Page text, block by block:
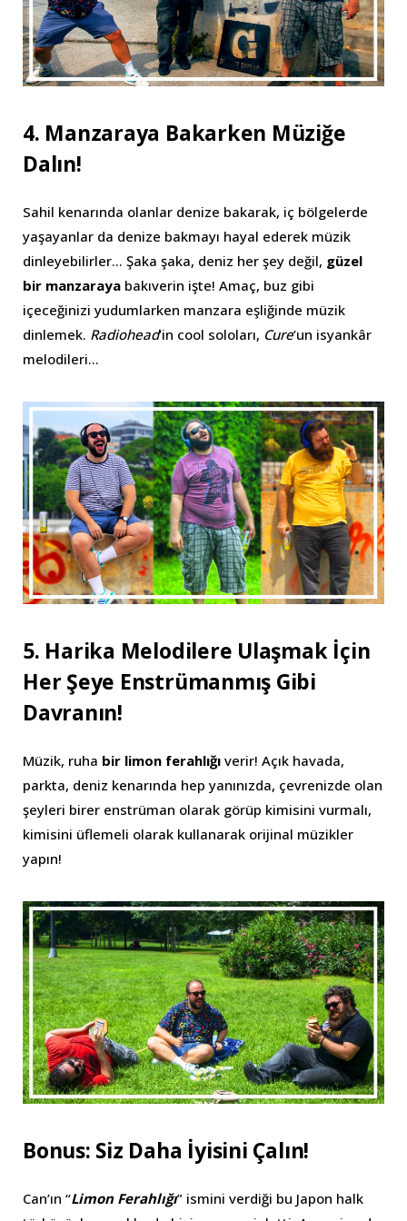
4. Manzaraya Bakarken Müziğe
Dalın!
Sahil kenarında olanlar denize bakarak, iç bölgelerde
yaşayanlar da denize bakmayı hayal ederek müzik
dinleyebilirler… Şaka şaka, deniz her şey değil, güzel
bir manzaraya bakıverin işte! Amaç, buz gibi
içeceğinizi yudumlarken manzara eşliğinde müzik
dinlemek. Radiohead’in cool soloları, Cure’un isyankâr
melodileri…
5. Harika Melodilere Ulaşmak İçin
Her Şeye Enstrümanmış Gibi
Davranın!
Müzik, ruha bir limon ferahlığı verir! Açık havada,
parkta, deniz kenarında hep yanınızda, çevrenizde olan
şeyleri birer enstrüman olarak görüp kimisini vurmalı,
kimisini üflemeli olarak kullanarak orijinal müzikler
yapın!
Bonus: Siz Daha İyisini Çalın!
Can’ın “Limon Ferahlığı” ismini verdiği bu Japon halk